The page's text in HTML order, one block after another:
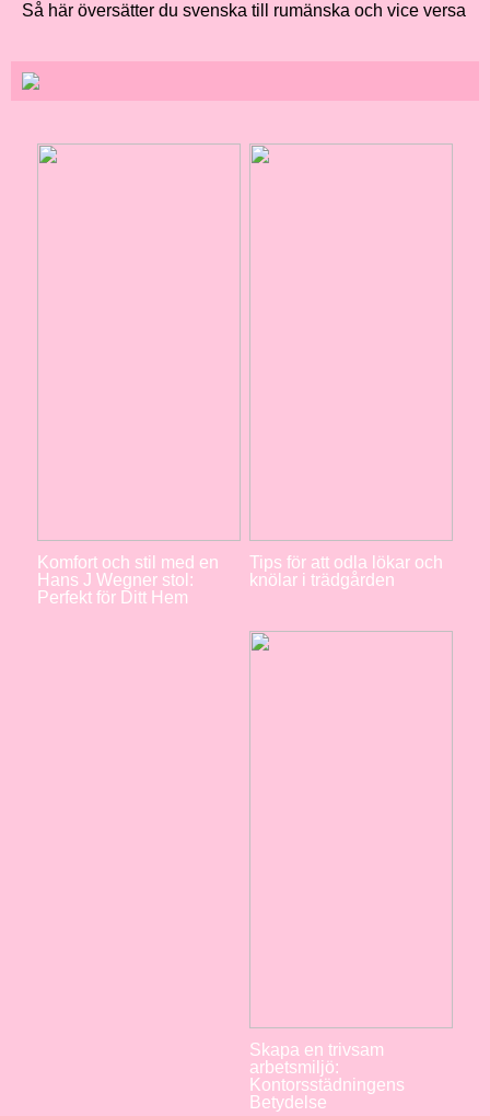
Så här översätter du svenska till rumänska och vice versa
Komfort och stil med en
Hans J Wegner stol:
Perfekt för Ditt Hem
Tips för att odla lökar och
knölar i trädgården
Skapa en trivsam
arbetsmiljö:
Kontorsstädningens
Betydelse